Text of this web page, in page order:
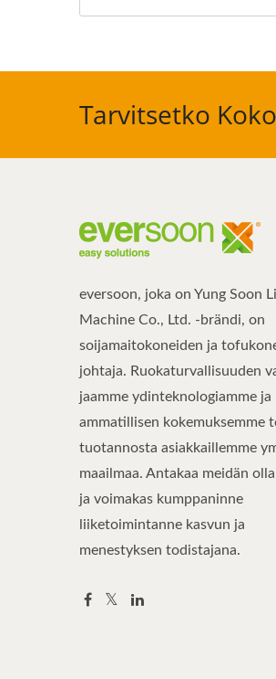
Tarvitsetko
eversoon, joka on Yung Soon
Machine Co., Ltd. -brändi, on
soijamaitokoneiden ja
johtaja. Ruokaturvallisuuden
jaamme ydinteknologiamme ja
ammatillisen kokemuksemme
tuotannosta asiakkaillemme
maailmaa. Antakaa meidän
ja voimakas kumppaninne
liiketoimintanne kasvun ja
menestyksen todistajana.